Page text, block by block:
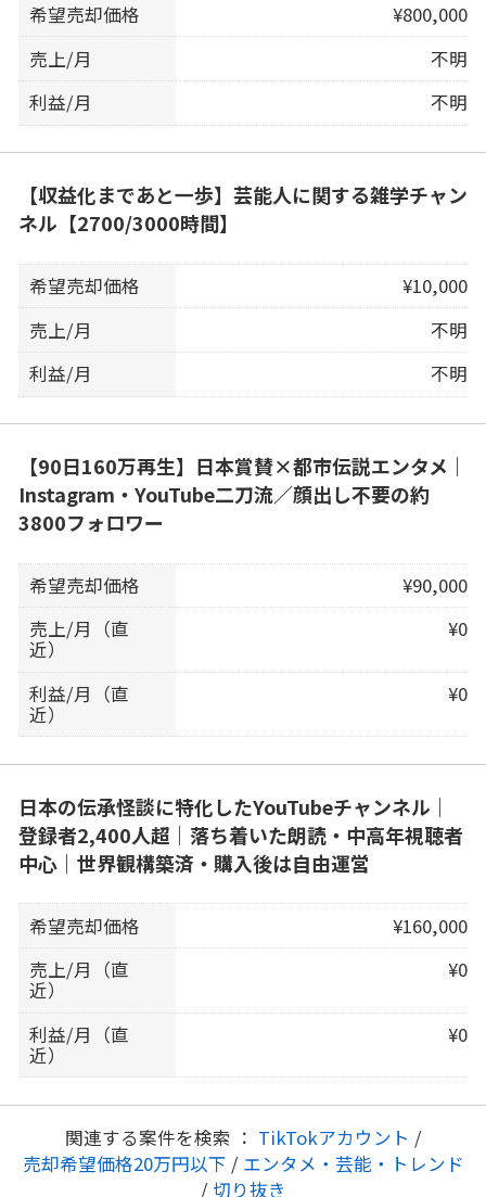
希望売却価格
¥800,000
売上/月
不明
利益/月
不明
【収益化まであと一歩】芸能人に関する雑学チャン
ネル【2700/3000時間】
希望売却価格
¥10,000
売上/月
不明
利益/月
不明
【90日160万再生】日本賞賛×都市伝説エンタメ｜
Instagram・YouTube二刀流／顔出し不要の約
3800フォロワー
希望売却価格
¥90,000
売上/月（直
近）
¥0
利益/月（直
近）
¥0
日本の伝承怪談に特化したYouTubeチャンネル｜
登録者2,400人超｜落ち着いた朗読・中高年視聴者
中心｜世界観構築済・購入後は自由運営
希望売却価格
¥160,000
売上/月（直
近）
¥0
利益/月（直
近）
¥0
関連する案件を検索 ： TikTokアカウント /
売却希望価格20万円以下 / エンタメ・芸能・トレンド
/ 切り抜き